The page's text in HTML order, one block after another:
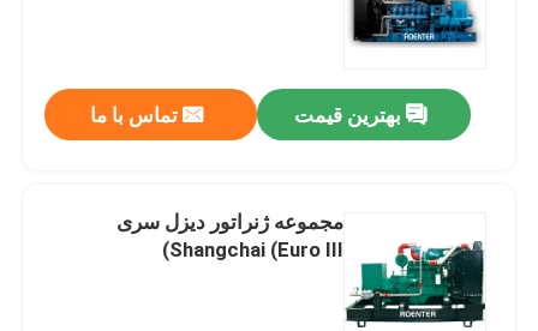
بهترین قیمت تماس با ما
مجموعه ژنراتور دیزل سری
Shangchai (Euro III)